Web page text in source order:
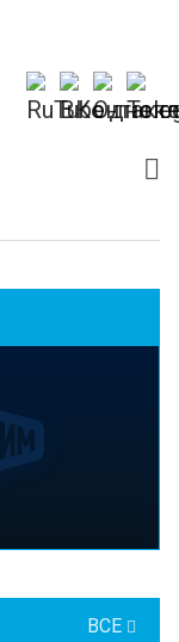
ВСЕ